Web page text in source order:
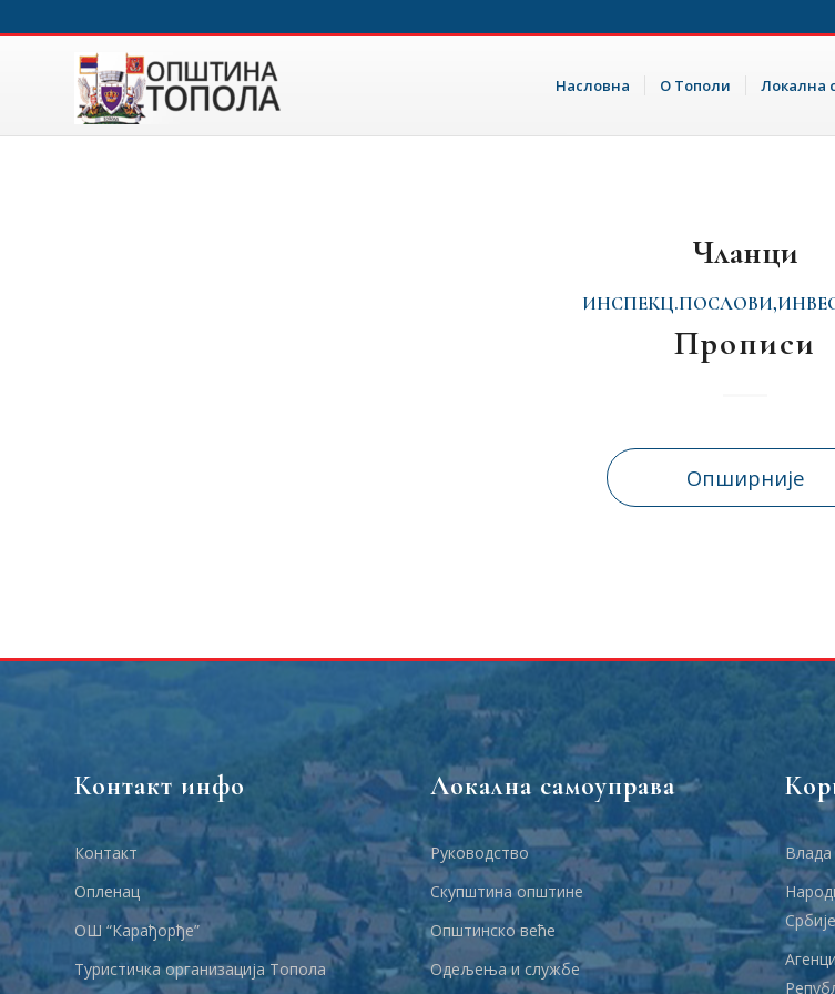
Насловна О Тополи Локална
Чланци
Прописи
Опширније
Контакт инфо
Контакт
Опленац
ОШ “Карађорђе”
Туристичка организација Топола
Локална самоуправа
Руководство
Скупштина општине
Општинско веће
Одељења и службе
Влада
Србије